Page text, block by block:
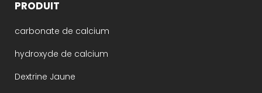
PRODUIT
carbonate de calcium
hydroxyde de calcium
Dextrine Jaune